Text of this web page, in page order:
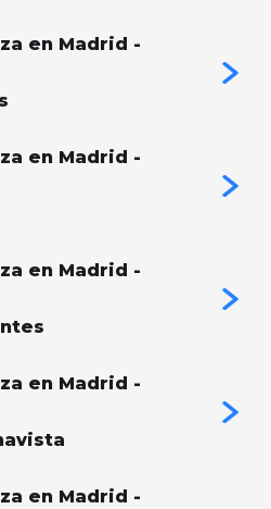
en Madrid -
en Madrid -
en Madrid -
en Madrid -
en Madrid -